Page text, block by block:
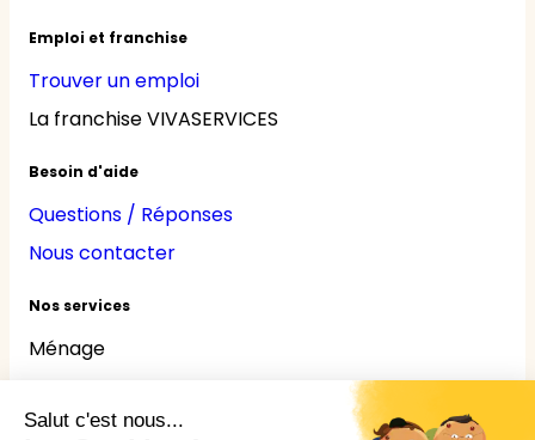
Emploi et franchise
Trouver un emploi
La franchise VIVASERVICES
Besoin d'aide
Questions / Réponses
Nous contacter
Nos services
Ménage
Jardinage